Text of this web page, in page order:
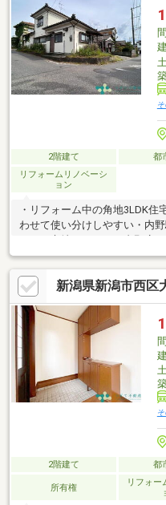
ください。。
2階建て 都
リフォームリノベーシ
ョン
・リフォーム中の角地3LDK
わせて使い分けしやすい・内
内野小・内野中エリアで子育
新潟県新潟市西区
2階建て 都
所有権
リフォー